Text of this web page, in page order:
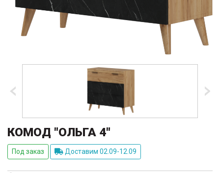
КОМОД "ОЛЬГА 4"
Под заказ Доставим 02.09-12.09